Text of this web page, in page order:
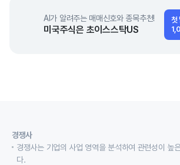
AI가 알려주는 매매신호와 종목추천!
미국주식은 초이스스탁US
첫
경쟁사
경쟁사는 기업의 사업 영역을 분석하여 관련성이 높
다.